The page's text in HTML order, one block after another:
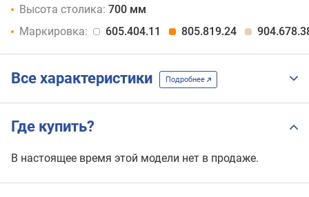
Высота столика: 700 мм
Маркировка:
605.404.11 805.819.24
Все характеристики Подробнее
Где купить?
В настоящее время этой модели нет в продаже.